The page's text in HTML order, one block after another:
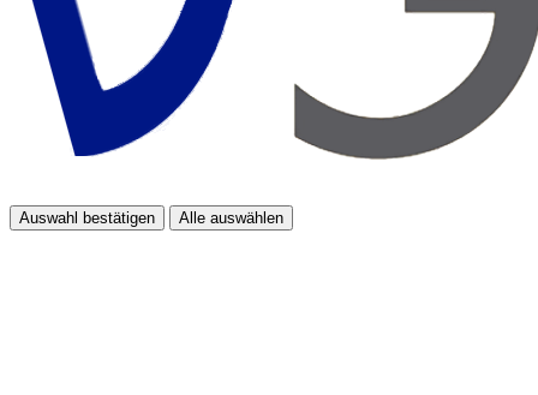
Auswahl bestätigen Alle auswählen